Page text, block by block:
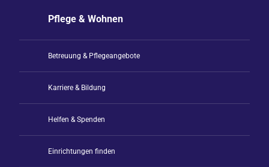
Pflege & Wohnen
Betreuung & Pflegeangebote
Karriere & Bildung
Helfen & Spenden
Einrichtungen finden